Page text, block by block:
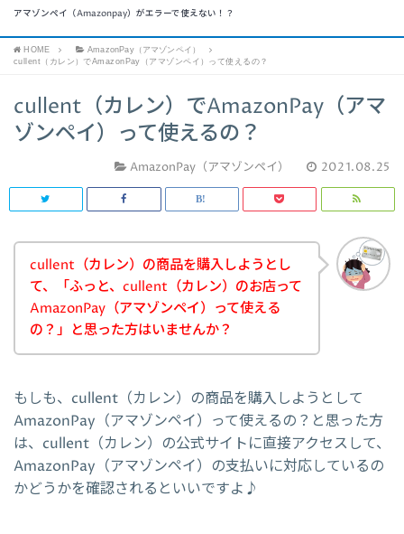
アマゾンペイ（Amazonpay）がエラーで使えない！？
HOME
AmazonPay（アマゾンペイ）
cullent（カレン）でAmazonPay（アマゾンペイ）って使えるの？
cullent（カレン）でAmazonPay（アマ
ゾンペイ）って使えるの？
AmazonPay（アマゾンペイ） 2021.08.25
cullent（カレン）の商品を購入しようとし
て、「ふっと、cullent（カレン）のお店って
AmazonPay（アマゾンペイ）って使える
の？」と思った方はいませんか？
もしも、cullent（カレン）の商品を購入しようとして
AmazonPay（アマゾンペイ）って使えるの？と思った方
は、cullent（カレン）の公式サイトに直接アクセスして、
AmazonPay（アマゾンペイ）の支払いに対応しているの
かどうかを確認されるといいですよ♪